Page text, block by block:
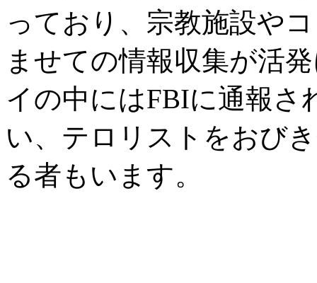
っており、宗教施設や
ませての情報収集が活
イの中にはFBIに通報さ
い、テロリストをおび
る者もいます。